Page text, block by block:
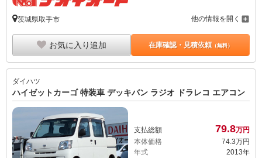
茨城県取手市 他の情報を開く
お気に入り追加 在庫確認・見積依頼（無料）
ダイハツ
ハイゼットカーゴ 特装車 デッキバン ラジオ ドラレコ エアコン
支払総額 79.8万円
本体価格
74.3万円
年式
2013年